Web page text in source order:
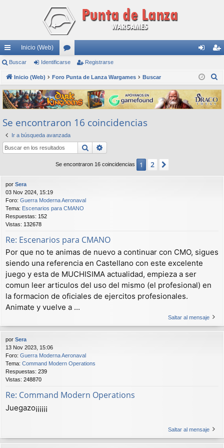
nl
ac
es
rá
pi
do
s
Inicio (Web)
or
os nti
fic
ar
ist
ra
rs
Buscar Identificarse Registrarse
Inicio (Web) Foro Punta de Lanza Wargames Buscar
s
c
Se encontraron 16 coincidencias
Ir a búsqueda avanzada
Buscar
Se encontraron 16 coincidencias 1 2
por Sera
03 Nov 2024, 15:19
Foro: Guerra Moderna Aeronaval
Tema: Escenarios para CMANO
Respuestas: 152
Vistas: 132678
Re: Escenarios para CMANO
Por que no te animas de nuevo a continuar con CMO, sigues
siendo una referencia en Castellano con este excelente
juego y esta de MUCHISIMA actualidad, empieza a ser
comun leer articulos del uso del mismo (el profesional) en
la formacion de oficiales de ejercitos profesionales.
Animate y vuelve a ...
Saltar al mensaje
por Sera
13 Nov 2023, 15:06
Foro: Guerra Moderna Aeronaval
Tema: Command Modern Operations
Respuestas: 239
Vistas: 248870
Re: Command Modern Operations
Juegazo¡¡¡¡¡¡
Saltar al mensaje